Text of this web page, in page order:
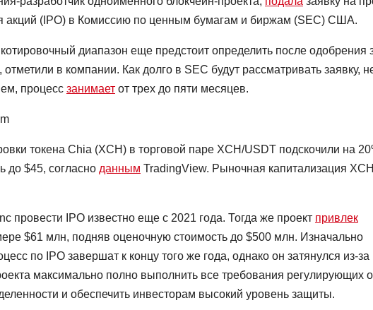
акций (IPO) в Комиссию по ценным бумагам и биржам (SEC) США.
диапазон еще предстоит определить после одобрения
в компании. Как долго в SEC будут рассматривать заявку,
процесс занимает от трех до пяти месяцев.
токена Сhia (XCH) в торговой паре XCH/USDT подскочили на
до $45, согласно данным TradingView. Рыночная капитализация
провести IPO известно еще с 2021 года. Тогда же проект привлек
$61 млн, подняв оценочную стоимость до $500 млн. Изначально
по IPO завершат к концу того же года, однако он затянулся из-за
максимально полно выполнить все требования регулирующих
и обеспечить инвесторам высокий уровень защиты.